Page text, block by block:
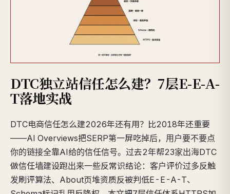
DTC独立站信任怎么建？7层E-E-A-
T落地实战
DTC电商信任怎么建2026年还有用？比2018年还重要
——AI Overviews把SERP第一屏吃掉后，用户要不要点
你的链接全靠AI给的信任信号。过去2年帮23家出海DTC
做信任墙建设跑出来一些反常识结论：客户评价过多反触
发刷评算法、About页堆资质反被判低E-E-A-T、